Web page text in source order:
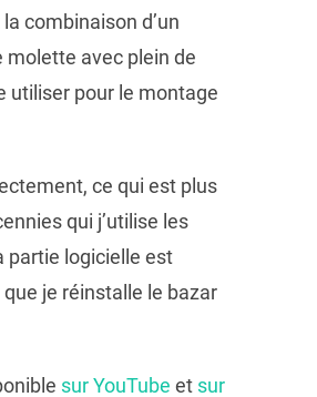
la combinaison d’un
avec plein de
utiliser pour le montage
ce qui est plus
qui j’utilise les
partie logicielle est
je réinstalle le bazar
sur YouTube et sur